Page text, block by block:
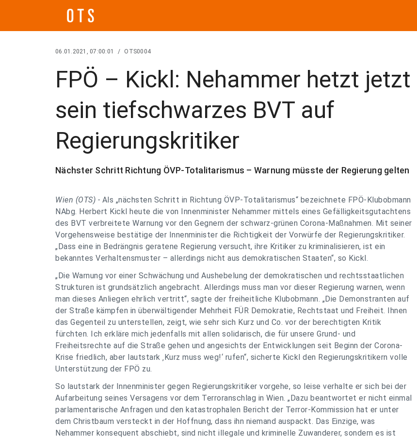
06.01.2021, 07:00:01 / OTS0004
FPÖ – Kickl: Nehammer hetzt jetzt
sein tiefschwarzes BVT auf
Regierungskritiker
Nächster Schritt Richtung ÖVP-Totalitarismus – Warnung müsste der Regierung gelten
Wien (OTS) - Als „nächsten Schritt in Richtung ÖVP-Totalitarismus“ bezeichnete FPÖ-Klubobmann
NAbg. Herbert Kickl heute die von Innenminister Nehammer mittels eines Gefälligkeitsgutachtens
des BVT verbreitete Warnung vor den Gegnern der schwarz-grünen Corona-Maßnahmen. Mit seiner
Vorgehensweise bestätige der Innenminister die Richtigkeit der Vorwürfe der Regierungskritiker.
„Dass eine in Bedrängnis geratene Regierung versucht, ihre Kritiker zu kriminalisieren, ist ein
bekanntes Verhaltensmuster – allerdings nicht aus demokratischen Staaten“, so Kickl.
„Die Warnung vor einer Schwächung und Aushebelung der demokratischen und rechtsstaatlichen
Strukturen ist grundsätzlich angebracht. Allerdings muss man vor dieser Regierung warnen, wenn
man dieses Anliegen ehrlich vertritt“, sagte der freiheitliche Klubobmann. „Die Demonstranten auf
der Straße kämpfen in überwältigender Mehrheit FÜR Demokratie, Rechtstaat und Freiheit. Ihnen
das Gegenteil zu unterstellen, zeigt, wie sehr sich Kurz und Co. vor der berechtigten Kritik
fürchten. Ich erkläre mich jedenfalls mit allen solidarisch, die für unsere Grund- und
Freiheitsrechte auf die Straße gehen und angesichts der Entwicklungen seit Beginn der Corona-
Krise friedlich, aber lautstark ‚Kurz muss weg!‘ rufen“, sicherte Kickl den Regierungskritikern volle
Unterstützung der FPÖ zu.
So lautstark der Innenminister gegen Regierungskritiker vorgehe, so leise verhalte er sich bei der
Aufarbeitung seines Versagens vor dem Terroranschlag in Wien. „Dazu beantwortet er nicht einmal
parlamentarische Anfragen und den katastrophalen Bericht der Terror-Kommission hat er unter
dem Christbaum versteckt in der Hoffnung, dass ihn niemand auspackt. Das Einzige, was
Nehammer konsequent abschiebt, sind nicht illegale und kriminelle Zuwanderer, sondern es ist